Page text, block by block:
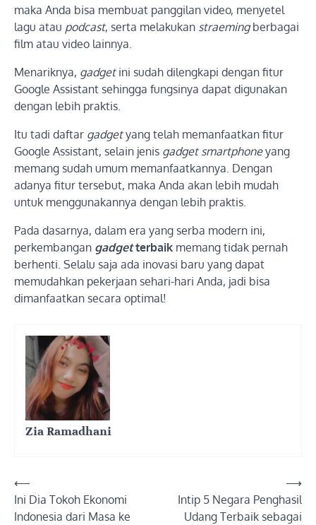
maka Anda bisa membuat panggilan video, menyetel
lagu atau podcast, serta melakukan straemingberbagai
film atau video lainnya.
Menariknya, gadgetini sudah dilengkapi dengan fitur
Google Assistant sehingga fungsinya dapat digunakan
dengan lebih praktis.
Itu tadi daftar gadgetyang telah memanfaatkan fitur
Google Assistant, selain jenis gadget smartphoneyang
memang sudah umum memanfaatkannya. Dengan
adanya fitur tersebut, maka Anda akan lebih mudah
untuk menggunakannya dengan lebih praktis.
Pada dasarnya, dalam era yang serba modern ini,
perkembangan gadgetterbaik memang tidak pernah
berhenti. Selalu saja ada inovasi baru yang dapat
memudahkan pekerjaan sehari-hari Anda, jadi bisa
dimanfaatkan secara optimal!
Zia Ramadhani
Post
navigation
⟵
Ini Dia Tokoh Ekonomi
Indonesia dari Masa ke
Intip 5 Negara Penghasil
Udang Terbaik sebagai
⟶